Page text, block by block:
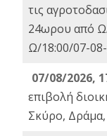
τις
24ωρου από
Ω/18:00/07-
07/08/2026,
επιβολή
Σκύρο, Δράμα,